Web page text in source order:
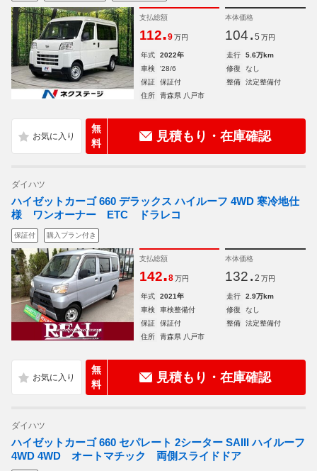
支払総額
112.9 万円
本体価格
104. 5 万円
年式 2022年 走行
5.6万km
車検
'28/6 修復
なし
保証
保証付 整備
法定整備付
住所
青森県 八戸市
無
料
見積もり・在庫確認
ダイハツ
ハイゼットカーゴ 660 デラックス ハイルーフ 4WD 寒冷地仕
様 ワンオーナー ETC ドラレコ
保証付 購入プラン付き
支払総額
142.8 万円
本体価格
132. 2 万円
年式 2021年 走行
2.9万km
車検
車検整備付 修復
なし
保証
保証付 整備
法定整備付
住所
青森県 八戸市
無
料
見積もり・在庫確認
ダイハツ
ハイゼットカーゴ 660 セパレート 2シーター SAIII ハイルーフ
4WD 4WD オートマチック 両側スライドドア